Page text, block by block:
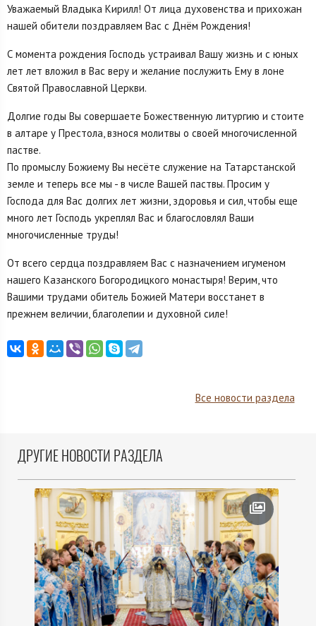
Уважаемый Владыка Кирилл! От лица духовенства и прихожан
нашей обители поздравляем Вас с Днём Рождения!
С момента рождения Господь устраивал Вашу жизнь и с юных
лет лет вложил в Вас веру и желание послужить Ему в лоне
Святой Православной Церкви.
Долгие годы Вы совершаете Божественную литургию и стоите
в алтаре у Престола, взнося молитвы о своей многочисленной
пастве.
По промыслу Божиему Вы несёте служение на Татарстанской
земле и теперь все мы - в числе Вашей паствы. Просим у
Господа для Вас долгих лет жизни, здоровья и сил, чтобы еще
много лет Господь укреплял Вас и благословлял Ваши
многочисленные труды!
От всего сердца поздравляем Вас с назначением игуменом
нашего Казанского Богородицкого монастыря! Верим, что
Вашими трудами обитель Божией Матери восстанет в
прежнем величии, благолепии и духовной силе!
Все новости раздела
ДРУГИЕ НОВОСТИ РАЗДЕЛА